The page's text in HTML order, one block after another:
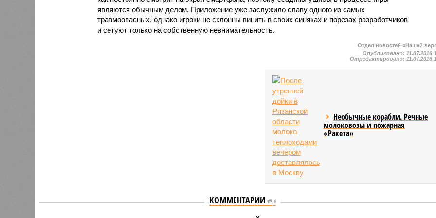
являются обычным делом. Приложение уже заслужило славу одного из самых
травмоопасных, однако игроки не склонны винить в своих синяках и порезах разработчиков
и сетуют только на собственную невнимательность.
Отдел новостей «Нашей
Опубликовано: 11.07.2016
Отредактировано: 11.07.2016
Необычные корабли. Речные
молоковозы и пожарная
«Ракета»
КОММЕНТАРИИ 0
Депутат Мосгордумы: